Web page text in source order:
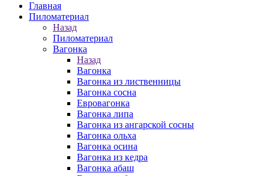
Главная
Пиломатериал
Назад
Пиломатериал
Вагонка
Назад
Вагонка
Вагонка из лиственницы
Вагонка сосна
Евровагонка
Вагонка липа
Вагонка из ангарской сосны
Вагонка ольха
Вагонка осина
Вагонка из кедра
Вагонка абаш